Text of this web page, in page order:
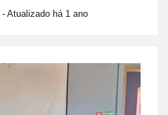
- Atualizado há 1 ano